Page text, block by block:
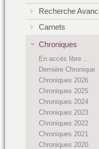
Recherche
Carnets
Chroniques
En accès libre ...
Dernière Chronique
Chroniques 2026
Chroniques 2025
Chroniques 2024
Chroniques 2023
Chroniques 2022
Chroniques 2021
Chroniques 2020